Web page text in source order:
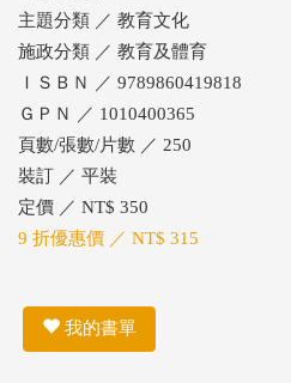
主題分類 ／ 教育文化
施政分類 ／ 教育及體育
ＩＳＢＮ ／ 9789860419818
ＧＰＮ ／ 1010400365
頁數/張數/片數 ／ 250
裝訂 ／ 平裝
定價 ／ NT$ 350
9 折優惠價 ／ NT$ 315
我的書單